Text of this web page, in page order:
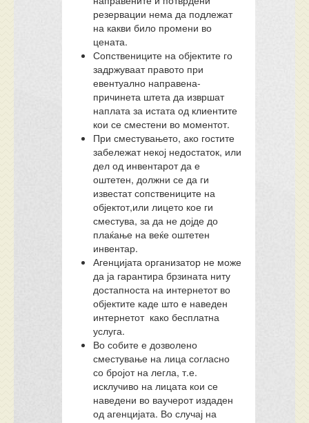
резервации нема да подлежат
на какви било промени во
цената.
Сопствениците на објектите го
задржуваат правото при
евентуално направена-
причинета штета да извршат
наплата за истата од клиентите
кои се сместени во моментот.
При сместувањето, ако гостите
забележат некој недостаток, или
дел од инвентарот да е
оштетен, должни се да ги
известат сопствениците на
објектот,или лицето кое ги
сместува, за да не дојде до
плаќање на веќе оштетен
инвентар.
Агенцијата организатор не може
да ја гарантира брзината ниту
достапноста на интернетот во
објектите каде што е наведен
интернетот како бесплатна
услуга.
Во собите е дозволено
сместување на лица согласно
со бројот на легла, т.е.
исклучиво на лицата кои се
наведени во ваучерот издаден
од агенцијата. Во случај на